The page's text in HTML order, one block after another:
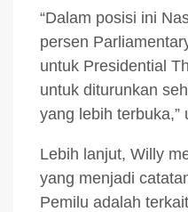
“Dalam posisi ini
persen
untuk Presidential
untuk diturunkan
yang lebih terbuka,”
Lebih lanjut, Willy
yang menjadi
Pemilu adalah